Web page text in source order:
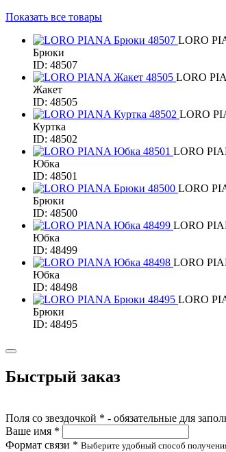
Показать все товары
LORO
Брюки
ID: 48507
LORO
Жакет
ID: 48505
LORO
Куртка
ID: 48502
LORO
Юбка
ID: 48501
LORO
Брюки
ID: 48500
LORO
Юбка
ID: 48499
LORO
Юбка
ID: 48498
LORO
Брюки
ID: 48495
Быстрый заказ
Поля со звездочкой * - обязательные для
Ваше имя *
Формат связи * Выберите удобный способ